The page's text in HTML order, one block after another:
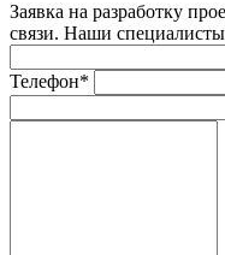
Заявка на разработку
связи. Наши
Телефон*